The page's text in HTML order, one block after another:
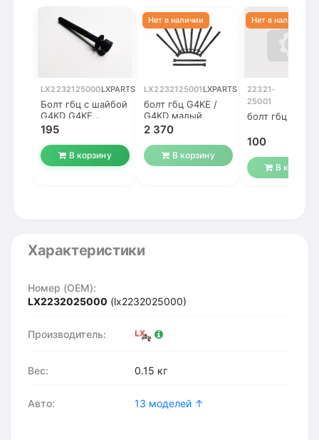
LX2232125000LXPARTS
Болт гбц с шайбой
G4KD G4KE
Grandeur ix35
Cerato Optim
195
В корзину
LX2232125001 LXPARTS
болт гбц G4KE /
G4KD малый
2 370
В корзину
22321-
25001
болт гбц
100
В корзину
Характеристики
Номер (OEM):
LX2232025000 (lx2232025000)
Производитель:
Вес: 0.15 кг
Авто: 13 моделей ↑